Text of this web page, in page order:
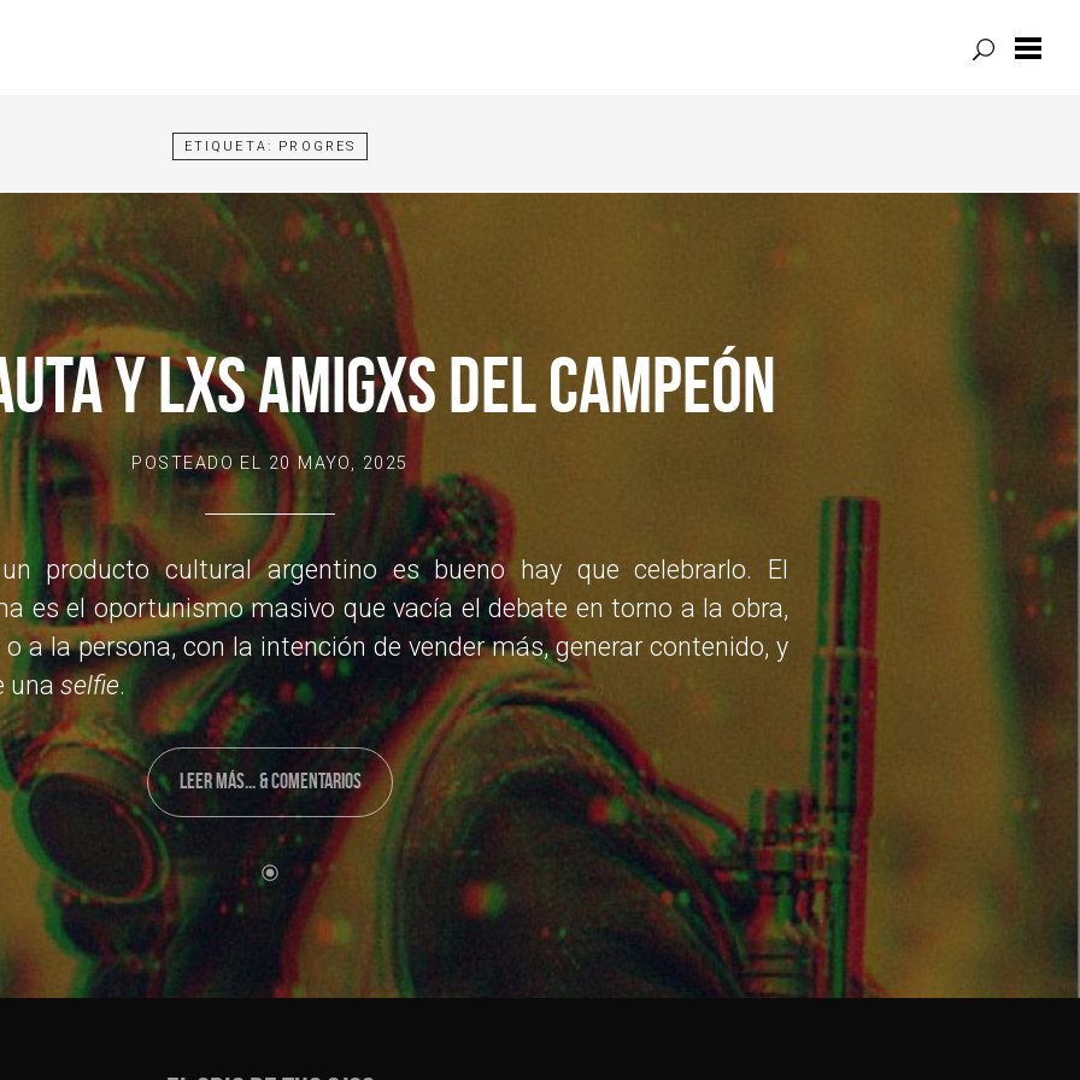
ETIQUETA: PROGRES
Y LXS AMIGXS DEL CAMPEÓN
POSTEADO EL 20 MAYO, 2025
producto cultural argentino es bueno hay que celebrarlo. El
es el oportunismo masivo que vacía el debate en torno a la obra,
a la persona, con la intención de vender más, generar contenido, y
una selfie.
LEER MÁS... & COMENTARIOS